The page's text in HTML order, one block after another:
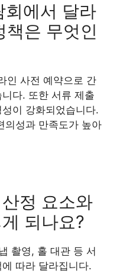
에서 달라
책은 무엇인
인 사전 예약으로 간
다. 또한 서류 제출
이 강화되었습니다.
의성과 만족도가 높아
정 요소와
되나요?
촬영, 홀 대관 등 서
따라 달라집니다.